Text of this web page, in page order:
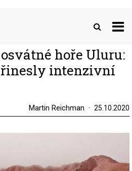
hoře Uluru:
intenzivní
Martin Reichman 25.10.2020